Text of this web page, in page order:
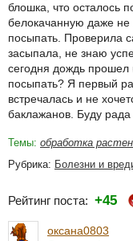
блошка, что осталось
белокачанную даже не
посыпать. Проверила
засыпала, не знаю
сегодня дождь прошел
посыпать? Я первый
встречалась и не
баклажанов. Буду
Темы: обработка
Рубрика: Болезни и
Рейтинг поста: +45
оксана0803